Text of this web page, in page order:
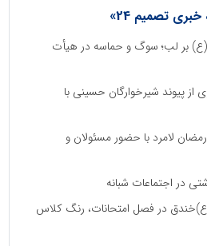
خبری تصمیم 24»
بر لب؛ سوگ و حماسه در هیأت
از پیوند شیرخوارگان حسینی با
لامرد با حضور مسئولان و
در اجتماعات شبانه
در فصل امتحانات، رنگ کلاس